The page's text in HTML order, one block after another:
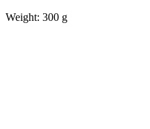
Weight: 300 g